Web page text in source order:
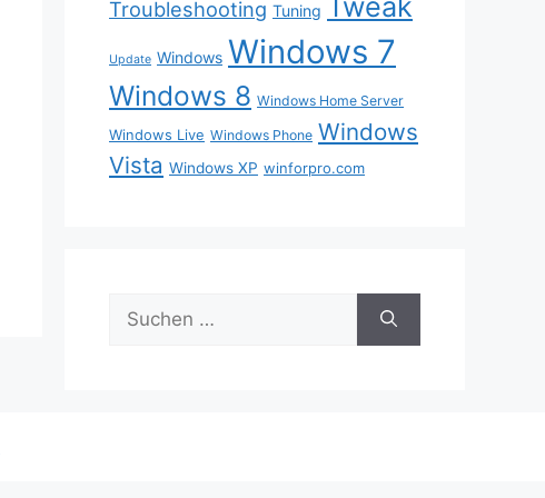
Troubleshooting Tuning Tweak
Update Windows Windows 7
Windows 8 Windows Home Server
Windows Live Windows Phone Windows
Vista Windows XP winforpro.com
Suche
nach: